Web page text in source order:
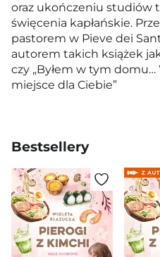
oraz ukończeniu studiów
święcenia kapłańskie.
pastorem w Pieve dei
autorem takich książek
czy „Byłem w tym domu…
miejsce dla Ciebie”
Bestsellery